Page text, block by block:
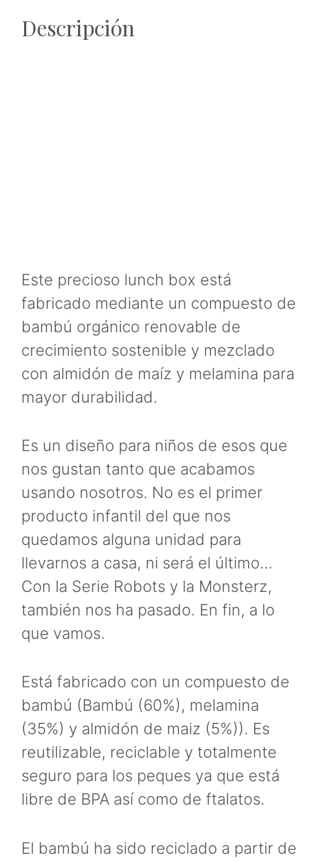
Descripción
Este precioso lunch box está
fabricado mediante un compuesto de
bambú orgánico renovable de
crecimiento sostenible y mezclado
con almidón de maíz y melamina para
mayor durabilidad.
Es un diseño para niños de esos que
nos gustan tanto que acabamos
usando nosotros. No es el primer
producto infantil del que nos
quedamos alguna unidad para
llevarnos a casa, ni será el último…
Con la Serie Robots y la Monsterz,
también nos ha pasado. En fin, a lo
que vamos.
Está fabricado con un compuesto de
bambú (Bambú (60%), melamina
(35%) y almidón de maiz (5%)). Es
reutilizable, reciclable y totalmente
seguro para los peques ya que está
libre de BPA así como de ftalatos.
El bambú ha sido reciclado a partir de